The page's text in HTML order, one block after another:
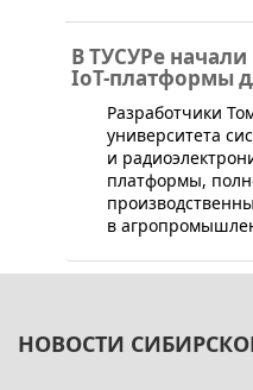
В ТУСУРе начали
IoT-платформы
​Разработчики
университета
и
платформы,
в
НОВОСТИ